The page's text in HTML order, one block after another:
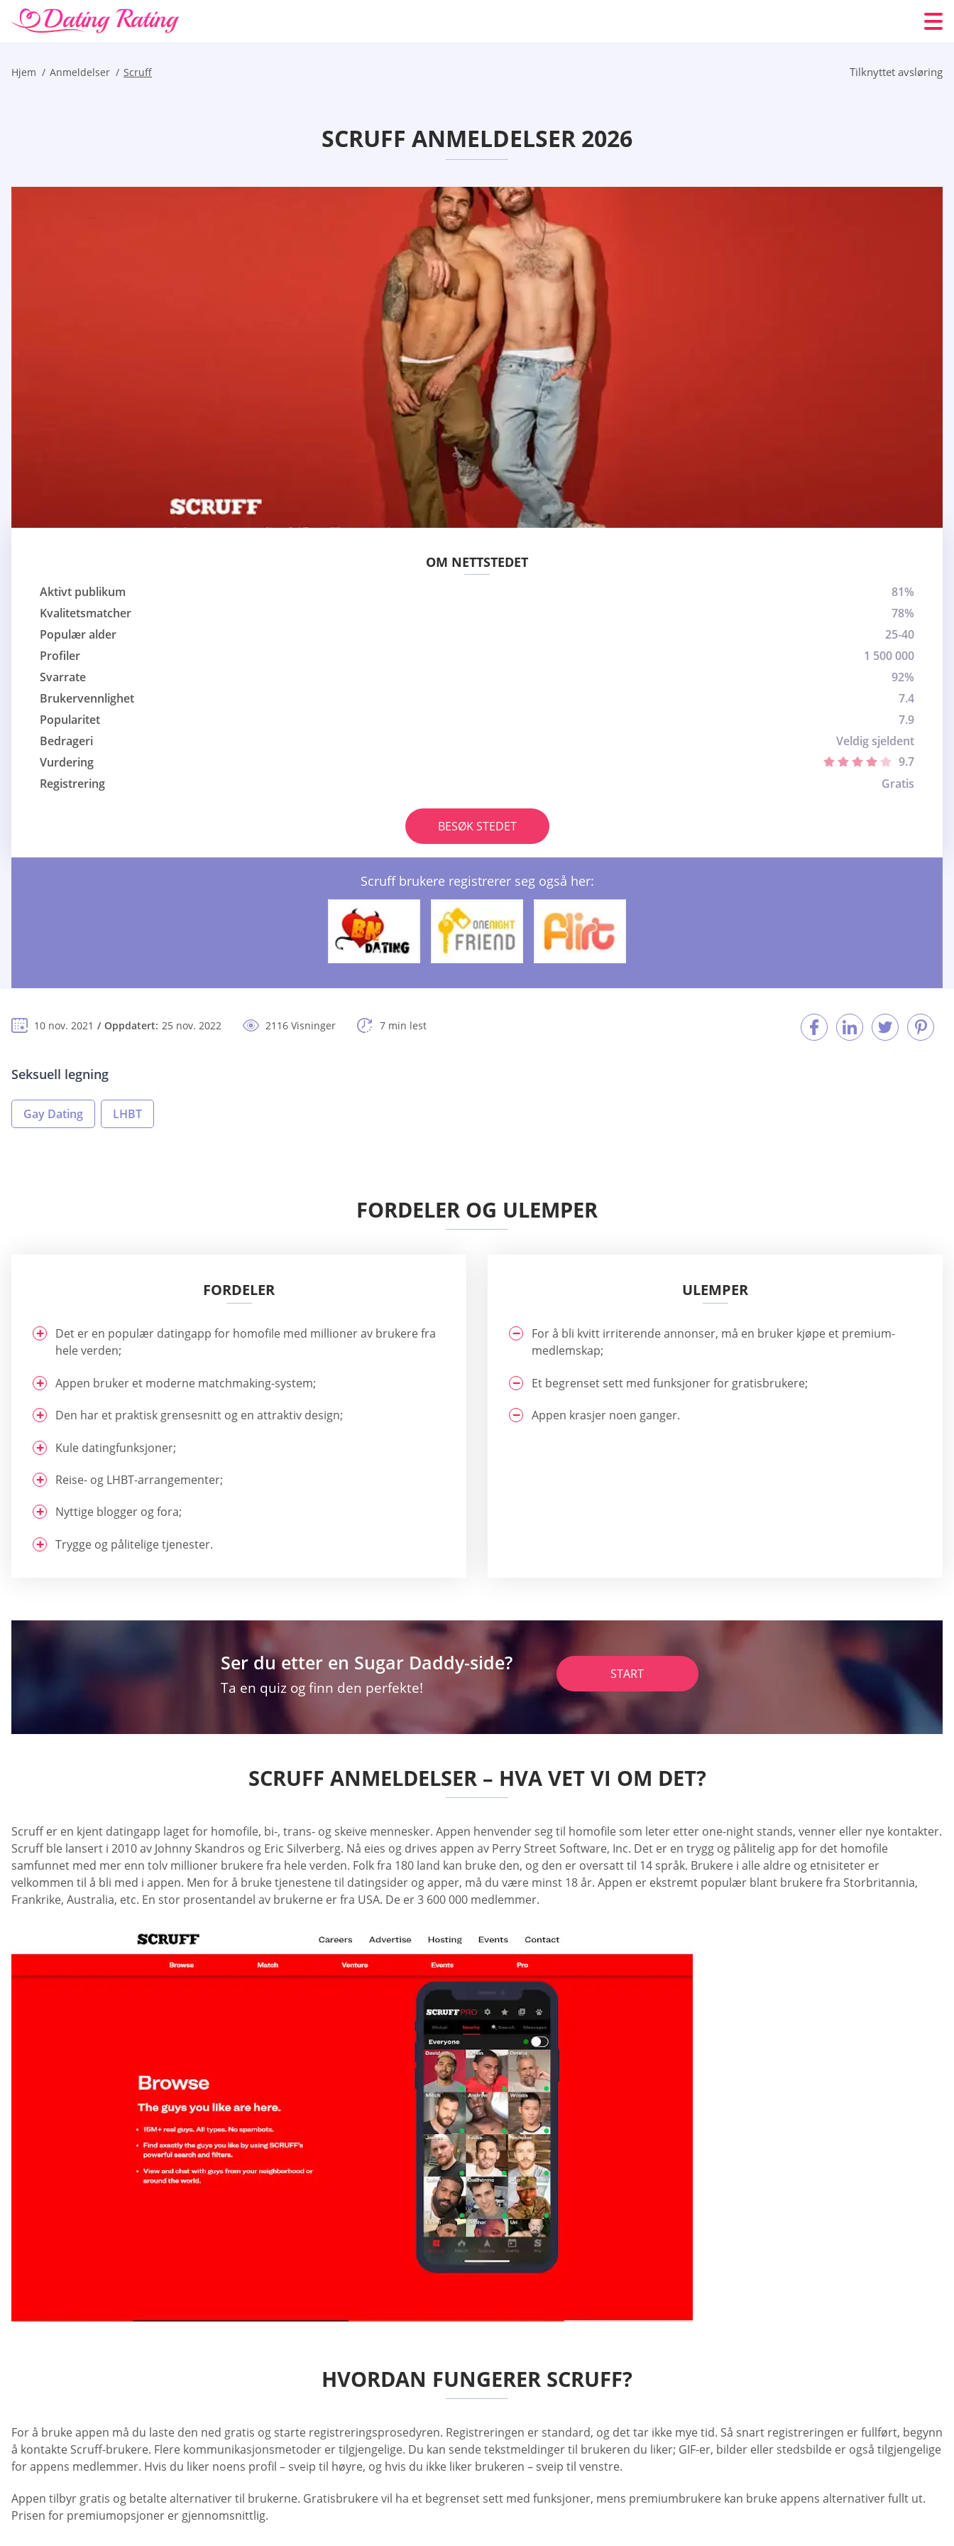
Hjem Anmeldelser Scruff Tilknyttet avsløring
SCRUFF ANMELDELSER 2026
OM NETTSTEDET
Aktivt publikum
81%
Kvalitetsmatcher
78%
Populær alder
25-40
Profiler
1 500 000
Svarrate
92%
Brukervennlighet
7.4
Popularitet
7.9
Bedrageri
Veldig sjeldent
Vurdering
9.7
Registrering
Gratis
BESØK STEDET
Scruff brukere registrerer seg også her:
10 nov. 2021 Oppdatert: 25 nov. 2022 2116 Visninger 7 min lest
Seksuell legning
Gay Dating LHBT
FORDELER OG ULEMPER
FORDELER
Det er en populær datingapp for homofile med millioner av brukere fra
hele verden;
Appen bruker et moderne matchmaking-system;
Den har et praktisk grensesnitt og en attraktiv design;
Kule datingfunksjoner;
Reise- og LHBT-arrangementer;
Nyttige blogger og fora;
Trygge og pålitelige tjenester.
ULEMPER
For å bli kvitt irriterende annonser, må en bruker kjøpe et premium-
medlemskap;
Et begrenset sett med funksjoner for gratisbrukere;
Appen krasjer noen ganger.
Ser du etter en Sugar Daddy-side?
Ta en quiz og finn den perfekte!
START
SCRUFF ANMELDELSER – HVA VET VI OM DET?
Scruff er en kjent datingapp laget for homofile, bi-, trans- og skeive mennesker. Appen henvender seg til homofile som leter etter one-night stands, venner eller nye kontakter.
Scruff ble lansert i 2010 av Johnny Skandros og Eric Silverberg. Nå eies og drives appen av Perry Street Software, Inc. Det er en trygg og pålitelig app for det homofile
samfunnet med mer enn tolv millioner brukere fra hele verden. Folk fra 180 land kan bruke den, og den er oversatt til 14 språk. Brukere i alle aldre og etnisiteter er
velkommen til å bli med i appen. Men for å bruke tjenestene til datingsider og apper, må du være minst 18 år. Appen er ekstremt populær blant brukere fra Storbritannia,
Frankrike, Australia, etc. En stor prosentandel av brukerne er fra USA. De er 3 600 000 medlemmer.
HVORDAN FUNGERER SCRUFF?
For å bruke appen må du laste den ned gratis og starte registreringsprosedyren. Registreringen er standard, og det tar ikke mye tid. Så snart registreringen er fullført, begynn
å kontakte Scruff-brukere. Flere kommunikasjonsmetoder er tilgjengelige. Du kan sende tekstmeldinger til brukeren du liker; GIF-er, bilder eller stedsbilde er også tilgjengelige
for appens medlemmer. Hvis du liker noens profil – sveip til høyre, og hvis du ikke liker brukeren – sveip til venstre.
Appen tilbyr gratis og betalte alternativer til brukerne. Gratisbrukere vil ha et begrenset sett med funksjoner, mens premiumbrukere kan bruke appens alternativer fullt ut.
Prisen for premiumopsjoner er gjennomsnittlig.